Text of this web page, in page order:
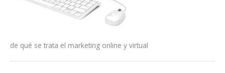
de qué se trata el marketing online y virtual